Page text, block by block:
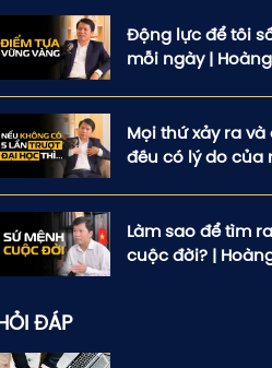
Động lực để tôi
mỗi ngày |
Mọi thứ xảy ra
đều có lý do của
Làm sao để tìm
cuộc đời? |
ĐÁP